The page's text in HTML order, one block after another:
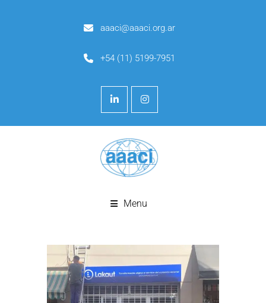
aaaci@aaaci.org.ar
+54 (11) 5199-7951
Menu